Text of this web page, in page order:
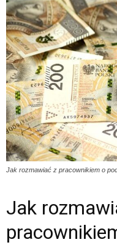
Jak rozmawiać z pracownikiem o
Jak